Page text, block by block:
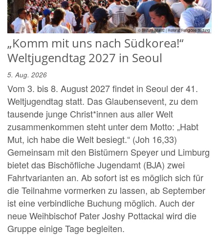
© Bistum Mainz | Referat Religiöse Bildung
„Komm mit uns nach Südkorea!“
Weltjugendtag 2027 in Seoul
5. Aug. 2026
Vom 3. bis 8. August 2027 findet in Seoul der 41.
Weltjugendtag statt. Das Glaubensevent, zu dem
tausende junge Christ*innen aus aller Welt
zusammenkommen steht unter dem Motto: „Habt
Mut, ich habe die Welt besiegt.“ (Joh 16,33)
Gemeinsam mit den Bistümern Speyer und Limburg
bietet das Bischöfliche Jugendamt (BJA) zwei
Fahrtvarianten an. Ab sofort ist es möglich sich für
die Teilnahme vormerken zu lassen, ab September
ist eine verbindliche Buchung möglich. Auch der
neue Weihbischof Pater Joshy Pottackal wird die
Gruppe einige Tage begleiten.